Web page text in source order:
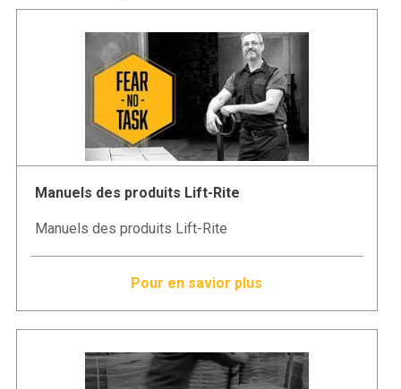
Manuels des produits Lift-Rite
Manuels des produits Lift-Rite
Pour en savior plus